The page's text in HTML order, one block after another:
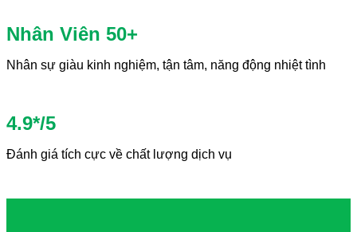
Nhân Viên 50+
Nhân sự giàu kinh nghiệm, tận tâm, năng động nhiệt tình
4.9*/5
Đánh giá tích cực về chất lượng dịch vụ